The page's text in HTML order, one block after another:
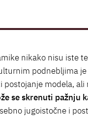
nikako nisu iste
podnebljima
postojanje modela,
se skrenuti pažnju
jugoistočne i